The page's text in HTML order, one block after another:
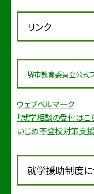
リンク
堺市教育委員会公式
ウェブベルマーク
「就学相談の受付はこ
いじめ不登校対策支
就学援助制度に